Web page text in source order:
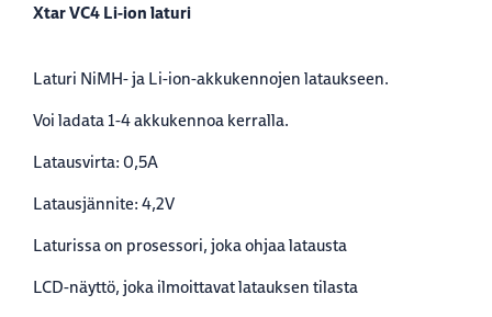
Xtar VC4 Li-ion laturi
Laturi NiMH- ja Li-ion-akkukennojen lataukseen.
Voi ladata 1-4 akkukennoa kerralla.
Latausvirta: 0,5A
Latausjännite: 4,2V
Laturissa on prosessori, joka ohjaa latausta
LCD-näyttö, joka ilmoittavat latauksen tilasta